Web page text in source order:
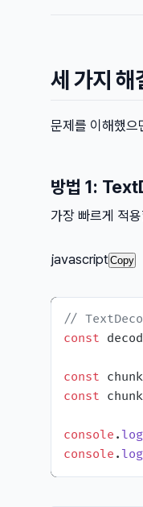
세 가지 해
문제를 이해했으
방법 1:
가장 빠르게 적
javascript Copy
//
const
const
const
console . log
console . log